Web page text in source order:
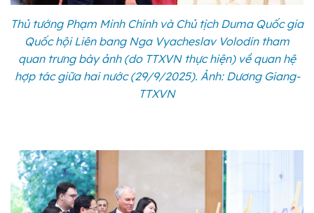
Thủ tướng Phạm Minh Chính và Chủ tịch Duma Quốc gia
Quốc hội Liên bang Nga Vyacheslav Volodin tham
quan trưng bày ảnh (do TTXVN thực hiện) về quan hệ
hợp tác giữa hai nước (29/9/2025). Ảnh: Dương Giang-
TTXVN